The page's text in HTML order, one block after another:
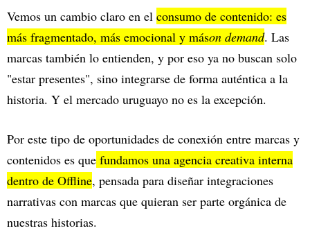
Vemos un cambio claro en el consumo de contenido: es
más fragmentado, más emocional y máson demand. Las
marcas también lo entienden, y por eso ya no buscan solo
"estar presentes", sino integrarse de forma auténtica a la
historia. Y el mercado uruguayo no es la excepción.
Por este tipo de oportunidades de conexión entre marcas y
contenidos es que fundamos una agencia creativa interna
dentro de Offline, pensada para diseñar integraciones
narrativas con marcas que quieran ser parte orgánica de
nuestras historias.